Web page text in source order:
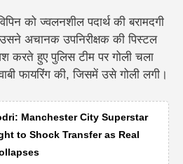
को ज्वलनशील पदार्थ की बरामदगी
अचानक उपनिरीक्षक की पिस्टल
करते हुए पुलिस टीम पर गोली चला
फायरिंग की, जिसमें उसे गोली लगी।
Manchester City Superstar
to Shock Transfer as Real